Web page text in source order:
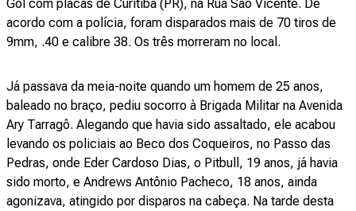
Gol com placas de Curitiba (PR), na Rua São Vicente. De
acordo com a polícia, foram disparados mais de 70 tiros de
9mm, .40 e calibre 38. Os três morreram no local.
Já passava da meia-noite quando um homem de 25 anos,
baleado no braço, pediu socorro à Brigada Militar na Avenida
Ary Tarragô. Alegando que havia sido assaltado, ele acabou
levando os policiais ao Beco dos Coqueiros, no Passo das
Pedras, onde Eder Cardoso Dias, o Pitbull, 19 anos, já havia
sido morto, e Andrews Antônio Pacheco, 18 anos, ainda
agonizava, atingido por disparos na cabeça. Na tarde desta